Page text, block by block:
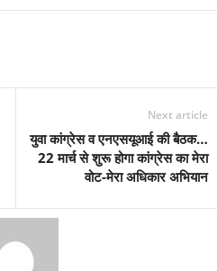
Next article
युवा कांग्रेस व एनएसयूआई की बैठक…
22 मार्च से शुरू होगा कांग्रेस का मेरा
वोट-मेरा अधिकार अभियान